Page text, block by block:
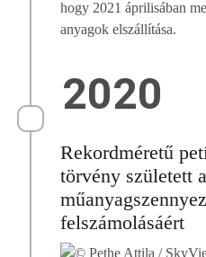
hogy 2021 áprilisában
anyagok elszállítása.
2020
Rekordméretű
törvény született
felszámolásáért